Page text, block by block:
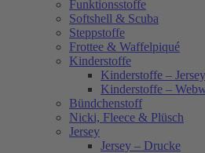
Funktionsstoffe
Softshell & Scuba
Steppstoffe
Frottee & Waffelpiqué
Kinderstoffe
Kinderstoffe – Jersey
Kinderstoffe –
Bündchenstoff
Nicki, Fleece & Plüsch
Jersey
Jersey – Drucke